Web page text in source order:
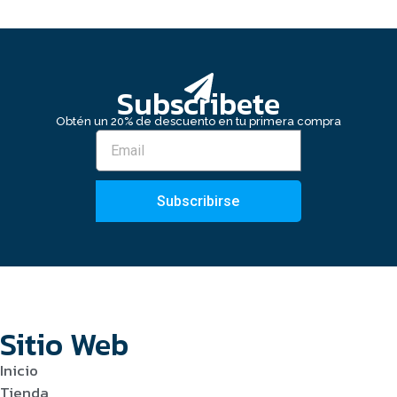
Subscribete
Obtén un 20% de descuento en tu primera compra
Subscribirse
Sitio Web
Inicio